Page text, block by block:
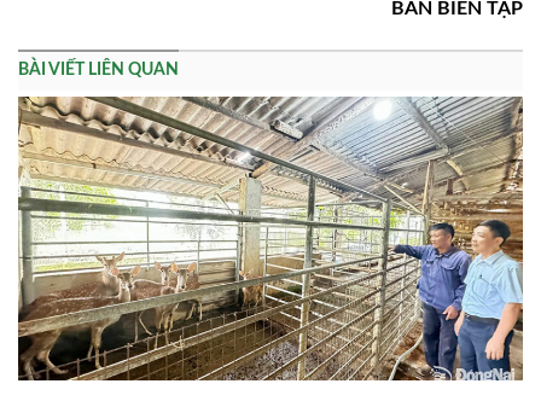
BAN BIÊN TẬP
BÀI VIẾT LIÊN QUAN